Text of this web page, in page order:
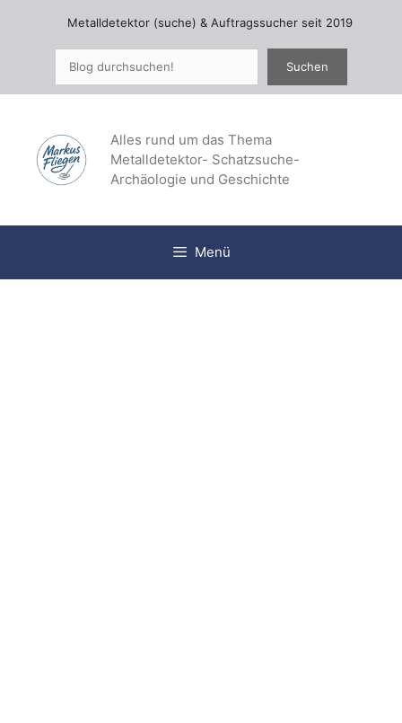
springen
Metalldetektor (suche) & Auftragssucher seit 2019
Suchen
Alles rund um das Thema
Metalldetektor- Schatzsuche-
Archäologie und Geschichte
Menü